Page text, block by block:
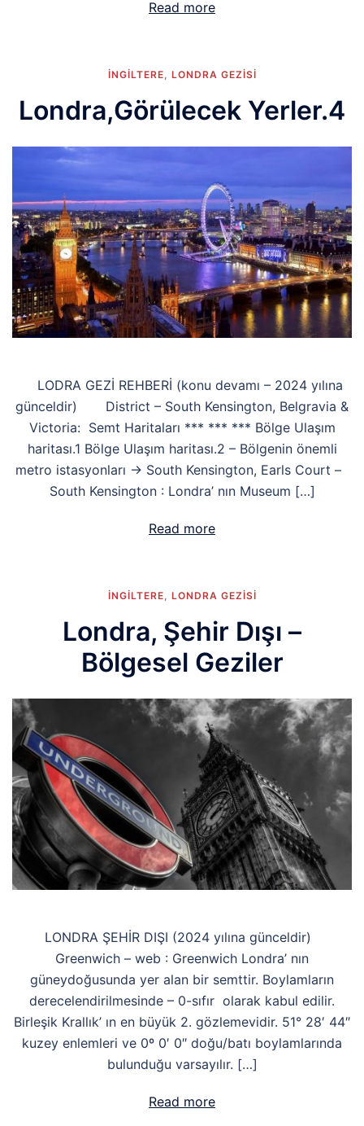
Read more
İNGİLTERE LONDRA GEZISI
Londra,Görülecek Yerler.4
LODRA GEZİ REHBERİ (konu devamı – 2024 yılına
günceldir) District – South Kensington, Belgravia &
Victoria: Semt Haritaları *** *** *** Bölge Ulaşım
haritası.1 Bölge Ulaşım haritası.2 – Bölgenin önemli
metro istasyonları → South Kensington, Earls Court –
South Kensington : Londra’ nın Museum […]
Read more
İNGİLTERE LONDRA GEZISI
Londra, Şehir Dışı –
Bölgesel Geziler
LONDRA ŞEHİR DIŞI (2024 yılına günceldir)
Greenwich – web : Greenwich Londra’ nın
güneydoğusunda yer alan bir semttir. Boylamların
derecelendirilmesinde – 0-sıfır olarak kabul edilir.
Birleşik Krallık’ ın en büyük 2. gözlemevidir. 51° 28′ 44″
kuzey enlemleri ve 0º 0′ 0″ doğu/batı boylamlarında
bulunduğu varsayılır. […]
Read more